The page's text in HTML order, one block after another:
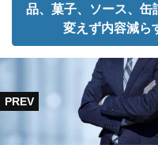
品、菓子、ソース、
変えず内容減ら